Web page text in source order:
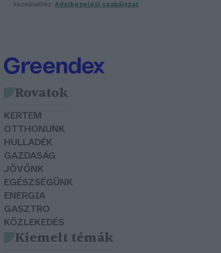
kezeléséhez. Adatkezelési szabályzat
Rovatok
KERTEM
OTTHONUNK
HULLADÉK
GAZDASÁG
JÖVŐNK
EGÉSZSÉGÜNK
ENERGIA
GASZTRO
KÖZLEKEDÉS
Kiemelt témák